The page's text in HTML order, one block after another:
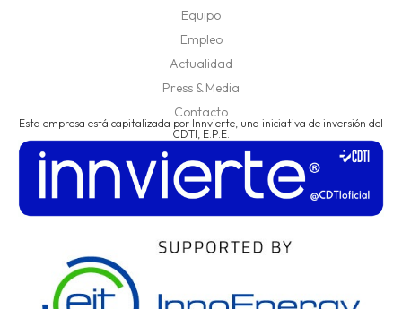
Equipo
Empleo
Actualidad
Press & Media
Contacto
Esta empresa está capitalizada por Innvierte, una iniciativa de inversión del
CDTI, E.P.E.